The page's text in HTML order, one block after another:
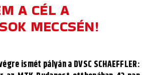
A CÉL A
MECCSÉN!
ismét pályán a DVSC SCHAEFFLER: